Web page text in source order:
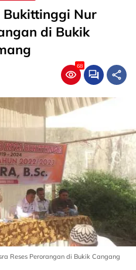
Bukittinggi Nur
di Bukik
68
Reses Perorangan di Bukik Cangang